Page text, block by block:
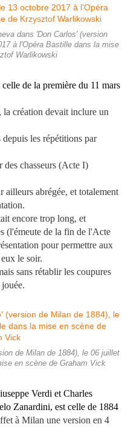
dans 'Don Carlos' (version
à l'Opéra Bastille dans la mise
Warlikowski
de la première du 11 mars
la création devait inclure un
les répétitions par
chasseurs (Acte I)
ailleurs abrégée, et totalement
encore trop long, et
(l'émeute de la fin de l'Acte
pour permettre aux
le soir.
sans rétablir les coupures
de Milan de 1884), le 06 juillet
en scène de Graham Vick
Verdi et Charles
Zanardini, est celle de 1884
à Milan une version en 4